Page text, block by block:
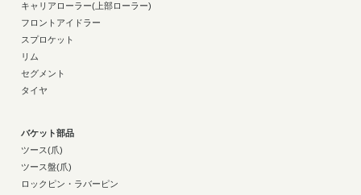
キャリアローラー(上部ローラー)
フロントアイドラー
スプロケット
リム
セグメント
タイヤ
バケット部品
ツース(爪)
ツース盤(爪)
ロックピン・ラバーピン